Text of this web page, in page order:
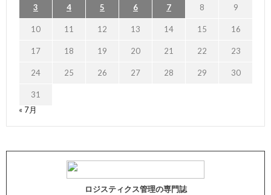
3 4 5 6 7 8 9
10 11 12 13 14 15 16
17 18 19 20 21 22 23
24 25 26 27 28 29 30
31
« 7月
ロジスティクス管理の専門誌